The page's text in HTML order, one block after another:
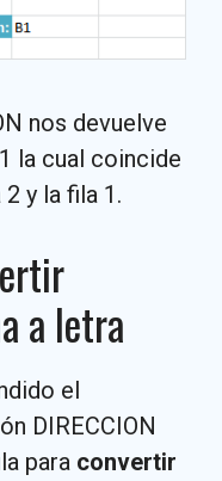
nos devuelve
la cual coincide
y la fila 1.
a letra
el
DIRECCION
para convertir